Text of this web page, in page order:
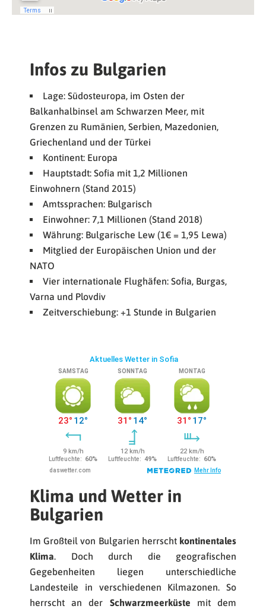
Infos zu Bulgarien
Lage: Südosteuropa, im Osten der
Balkanhalbinsel am Schwarzen Meer, mit
Grenzen zu Rumänien, Serbien, Mazedonien,
Griechenland und der Türkei
Kontinent: Europa
Hauptstadt: Sofia mit 1,2 Millionen
Einwohnern (Stand 2015)
Amtssprachen: Bulgarisch
Einwohner: 7,1 Millionen (Stand 2018)
Währung: Bulgarische Lew (1€ = 1,95 Lewa)
Mitglied der Europäischen Union und der
NATO
Vier internationale Flughäfen: Sofia, Burgas,
Varna und Plovdiv
Zeitverschiebung: +1 Stunde in Bulgarien
Klima und Wetter in
Bulgarien
Im Großteil von Bulgarien herrscht kontinentales
Klima. Doch durch die geografischen
Gegebenheiten liegen unterschiedliche
Landesteile in verschiedenen Kilmazonen. So
herrscht an der Schwarzmeerküste mit dem